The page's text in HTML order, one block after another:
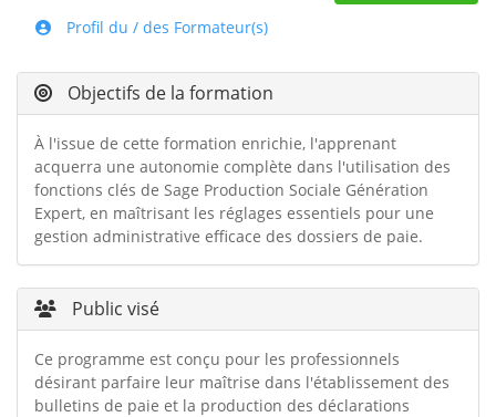
Profil du / des Formateur(s)
Objectifs de la formation
À l'issue de cette formation enrichie, l'apprenant
acquerra une autonomie complète dans l'utilisation des
fonctions clés de Sage Production Sociale Génération
Expert, en maîtrisant les réglages essentiels pour une
gestion administrative efficace des dossiers de paie.
Public visé
Ce programme est conçu pour les professionnels
désirant parfaire leur maîtrise dans l'établissement des
bulletins de paie et la production des déclarations